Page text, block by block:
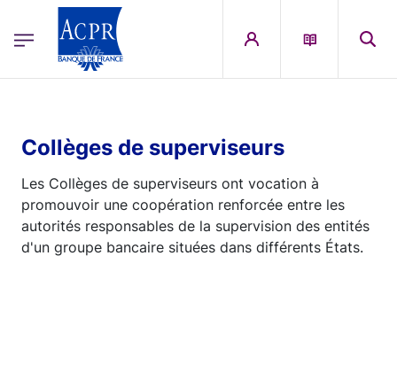
ACPR Menu Principal (French)
Collèges de superviseurs
Les Collèges de superviseurs ont vocation à
promouvoir une coopération renforcée entre les
autorités responsables de la supervision des entités
d'un groupe bancaire situées dans différents États.